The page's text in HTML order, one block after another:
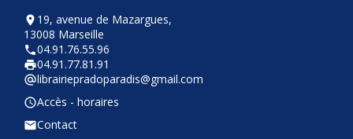
room 19, avenue de Mazargues,
13008 Marseille
phone04.91.76.55.96
local_printshop04.91.77.81.91
alternate_emaillibrairiepradoparadis@gmail.com
query_builderAccès - horaires
emailContact